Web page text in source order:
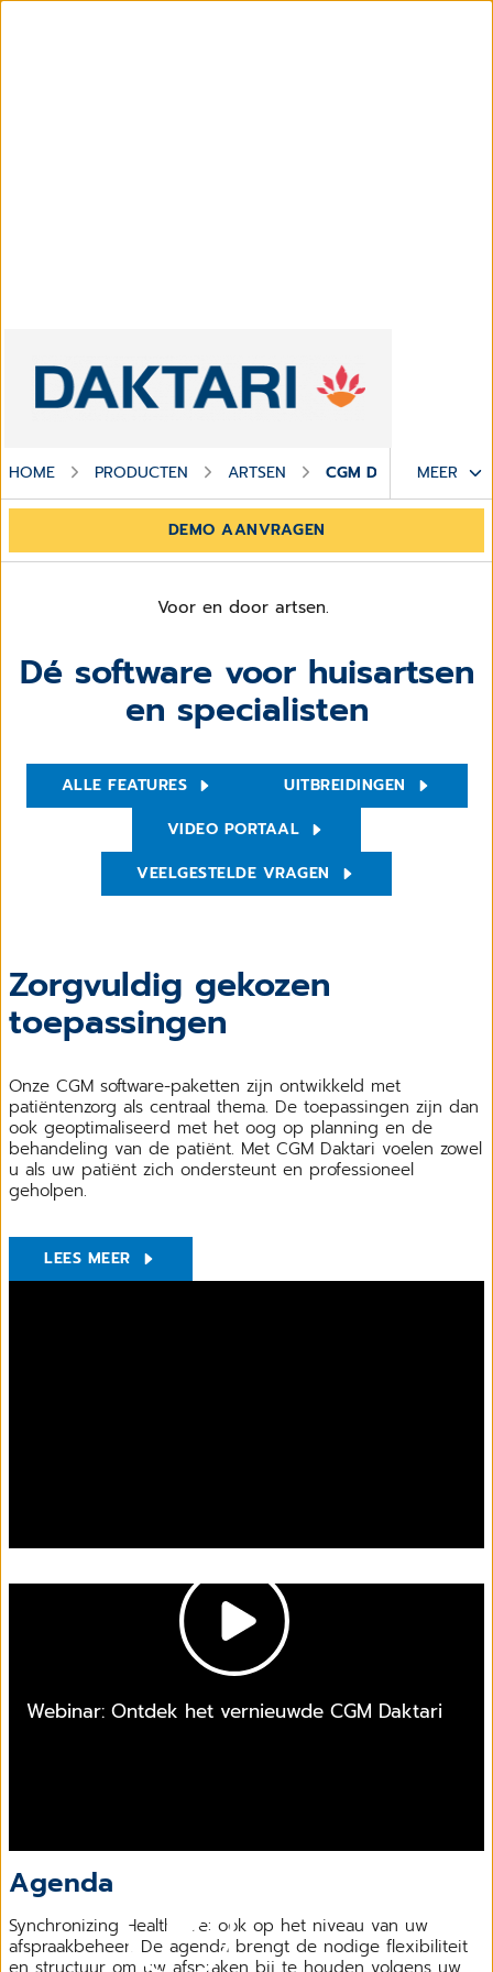
HOME PRODUCTEN ARTSEN CGM DAKTARIMEER
DEMO AANVRAGEN
Voor en door artsen.
Dé software voor huisartsen
en specialisten
ALLE FEATURES
UITBREIDINGEN
VIDEO PORTAAL
VEELGESTELDE VRAGEN
Zorgvuldig gekozen
toepassingen
Onze CGM software-paketten zijn ontwikkeld met
patiëntenzorg als centraal thema. De toepassingen zijn dan
ook geoptimaliseerd met het oog op planning en de
behandeling van de patiënt. Met CGM Daktari voelen zowel
u als uw patiënt zich ondersteunt en professioneel
geholpen.
LEES MEER
Webinar: Ontdek het vernieuwde CGM Daktari
Agenda
Synchronizing Healthcare: ook op het niveau van uw
afspraakbeheer. De agenda brengt de nodige flexibiliteit